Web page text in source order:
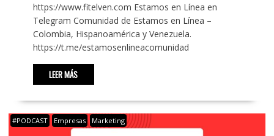
https://www.fitelven.com Estamos en Línea en
Telegram Comunidad de Estamos en Línea –
Colombia, Hispanoamérica y Venezuela.
https://t.me/estamosenlineacomunidad
LEER MÁS
#PODCAST Empresas Marketing